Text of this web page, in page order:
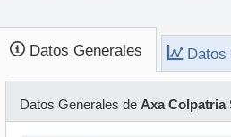
Datos Generales Datos
Datos Generales de Axa Colpatria